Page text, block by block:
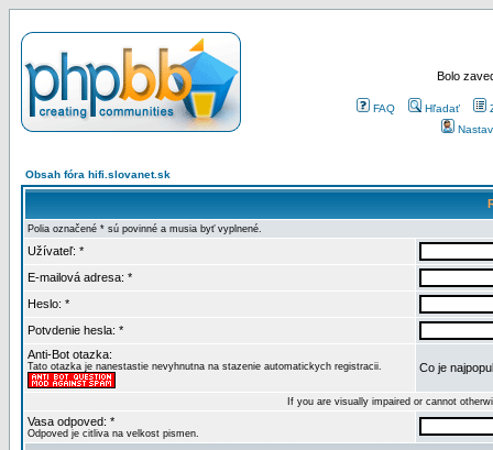
Bolo
FAQ Hľadať
Obsah fóra hifi.slovanet.sk
Polia označené * sú povinné a musia byť vyplnené.
Užívateľ: *
E-mailová adresa: *
Heslo: *
Potvdenie hesla: *
Anti-Bot otazka:
Tato otazka je nanestastie nevyhnutna na stazenie automatickych registracii. Co je
If you are visually impaired or cannot
Vasa odpoved: *
Odpoved je citliva na velkost pismen.